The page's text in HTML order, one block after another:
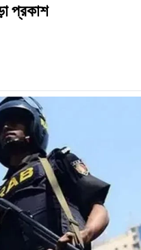
প্রকাশ